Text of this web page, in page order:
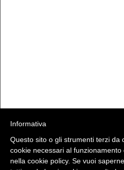
(C) La Valtellina - info@la-
Informativa
Questo sito o gli strumenti terzi da
cookie necessari al
nella cookie policy. Se vuoi